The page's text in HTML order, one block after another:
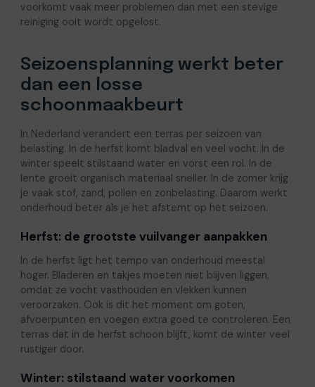
voorkomt vaak meer problemen dan met een stevige
reiniging ooit wordt opgelost.
Seizoensplanning werkt beter
dan een losse
schoonmaakbeurt
In Nederland verandert een terras per seizoen van
belasting. In de herfst komt bladval en veel vocht. In de
winter speelt stilstaand water en vorst een rol. In de
lente groeit organisch materiaal sneller. In de zomer krijg
je vaak stof, zand, pollen en zonbelasting. Daarom werkt
onderhoud beter als je het afstemt op het seizoen.
Herfst: de grootste vuilvanger aanpakken
In de herfst ligt het tempo van onderhoud meestal
hoger. Bladeren en takjes moeten niet blijven liggen,
omdat ze vocht vasthouden en vlekken kunnen
veroorzaken. Ook is dit het moment om goten,
afvoerpunten en voegen extra goed te controleren. Een
terras dat in de herfst schoon blijft, komt de winter veel
rustiger door.
Winter: stilstaand water voorkomen